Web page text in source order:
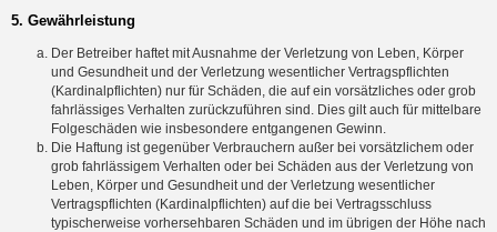
5. Gewährleistung
Der Betreiber haftet mit Ausnahme der Verletzung von Leben, Körper
und Gesundheit und der Verletzung wesentlicher Vertragspflichten
(Kardinalpflichten) nur für Schäden, die auf ein vorsätzliches oder grob
fahrlässiges Verhalten zurückzuführen sind. Dies gilt auch für mittelbare
Folgeschäden wie insbesondere entgangenen Gewinn.
Die Haftung ist gegenüber Verbrauchern außer bei vorsätzlichem oder
grob fahrlässigem Verhalten oder bei Schäden aus der Verletzung von
Leben, Körper und Gesundheit und der Verletzung wesentlicher
Vertragspflichten (Kardinalpflichten) auf die bei Vertragsschluss
typischerweise vorhersehbaren Schäden und im übrigen der Höhe nach